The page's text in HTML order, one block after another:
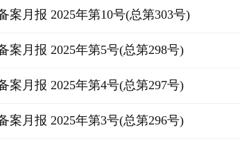
案月报 2025年第10号(总第303号)
案月报 2025年第5号(总第298号)
案月报 2025年第4号(总第297号)
案月报 2025年第3号(总第296号)